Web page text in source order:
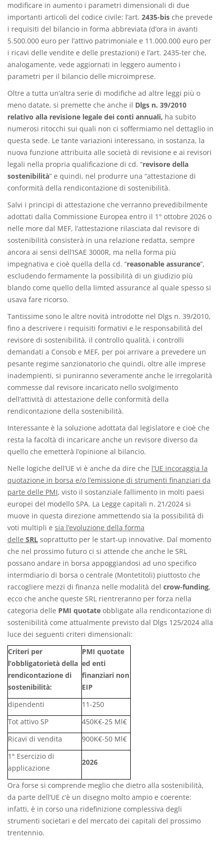
modificare in aumento i parametri dimensionali di due
importanti articoli del codice civile: l’art. 2435-bis che prevede
i requisiti del bilancio in forma abbreviata (d’ora in avanti
5.500.000 euro per l’attivo patrimoniale e 11.000.000 euro per
i ricavi delle vendite e delle prestazioni) e l’art. 2435-ter che,
analogamente, vede aggiornati in leggero aumento i
parametri per il bilancio delle microimprese.
Oltre a tutta un’altra serie di modifiche ad altre leggi più o
meno datate, si premette che anche il Dlgs n. 39/2010
relativo alla revisione legale dei conti annuali, ha subito
numerosi ritocchi sui quali non ci soffermiamo nel dettaglio in
questa sede. Le tante variazioni interessano, in sostanza, la
nuova funzione attribuita alle società di revisione e ai revisori
legali nella propria qualificazione di cd. “revisore della
sostenibilità” e quindi, nel produrre una “attestazione di
conformità della rendicontazione di sostenibilità.
Salvi i principi di attestazione che verranno prevedibilmente
adottati dalla Commissione Europea entro il 1° ottobre 2026 o
nelle more dal MEF, l’attestazione rilasciata dal revisore di
sostenibilità consisterà in una relazione redatta, sempre
ancora ai sensi dell’ISAE 3000R, ma nella forma più
impegnativa e cioè quella della cd. “reasonable assurance”,
escludendo fermamente la possibilità di un giudizio più
blando come quello della limted assurance al quale spesso si
usava fare ricorso.
Tantissime sono le altre novità introdotte nel Dlgs n. 39/2010,
fino a descrivere i requisiti formativi e le responsabilità del
revisore di sostenibilità, il controllo qualità, i controlli
demandati a Consob e MEF, per poi arrivare a prevedere un
pesante regime sanzionatorio che quindi, oltre alle imprese
inadempienti, si puniranno severamente anche le irregolarità
commesse dal revisore incaricato nello svolgimento
dell’attività di attestazione delle conformità della
rendicontazione della sostenibilità.
Interessante è la soluzione adottata dal legislatore e cioè che
resta la facoltà di incaricare anche un revisore diverso da
quello che emetterà l’opinione al bilancio.
Nelle logiche dell’UE vi è anche da dire che l’UE incoraggia la
quotazione in borsa e/o l’emissione di strumenti finanziari da
parte delle PMI, visto il sostanziale fallimento in molti paesi
europei del modello SPA. La Legge capitali n. 21/2024 si
muove in questa direzione ammettendo sia la possibilità di
voti multipli e sia l’evoluzione della forma
delle SRL soprattutto per le start-up innovative. Dal momento
che nel prossimo futuro ci si attende che anche le SRL
possano andare in borsa appoggiandosi ad uno specifico
intermdiario di borsa o centrale (Montetitoli) piuttosto che
raccogliere mezzi di finanza nelle modalità del crow-funding,
ecco che anche queste SRL rientreranno per forza nella
categoria delle PMI quotate obbligate alla rendicontazione di
sostenibilità come attualmente previsto dal Dlgs 125/2024 alla
luce dei seguenti criteri dimensionali:
Criteri per
l’obbligatorietà della
rendicontazione di
sostenibilità:
PMI quotate
ed enti
finanziari non
EIP
dipendenti
11-250
Tot attivo SP
450K€-25 Ml€
Ricavi di vendita
900K€-50 Ml€
1° Esercizio di
applicazione
2026
Ora forse si comprende meglio che dietro alla sostenibilità,
da parte dell’UE c’è un disegno molto ampio e coerente:
infatti, è in corso una ridefinizione complessiva degli
strumenti societari e del mercato dei capitali del prossimo
trentennio.